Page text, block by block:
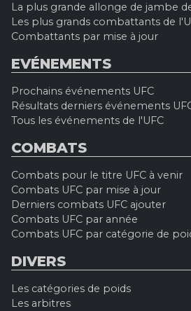
La plus grande allonge de jambe
Les plus grands combattants de
Combattants par mise à jour
EVÉNEMENTS
Prochains événements UFC
Résultats derniers événements
Tous les événements de l'UFC
COMBATS
Combats pour le titre UFC à venir
Combats UFC par mise à jour
Derniers combats UFC ajouter
Combats UFC par année
Combats UFC par catégorie de
DIVERS
Les catégories de poids
Les arbitres